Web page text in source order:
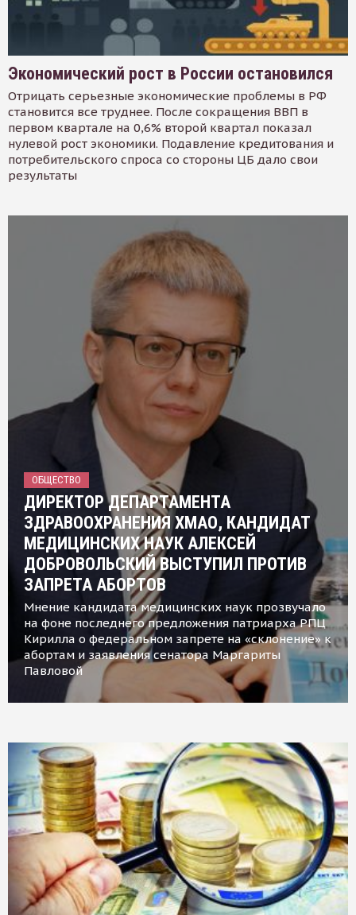
Экономический рост в России остановился
Отрицать серьезные экономические проблемы в РФ
становится все труднее. После сокращения ВВП в
первом квартале на 0,6% второй квартал показал
нулевой рост экономики. Подавление кредитования и
потребительского спроса со стороны ЦБ дало свои
результаты
ОБЩЕСТВО
ДИРЕКТОР ДЕПАРТАМЕНТА
ЗДРАВООХРАНЕНИЯ ХМАО, КАНДИДАТ
МЕДИЦИНСКИХ НАУК АЛЕКСЕЙ
ДОБРОВОЛЬСКИЙ ВЫСТУПИЛ ПРОТИВ
ЗАПРЕТА АБОРТОВ
Мнение кандидата медицинских наук прозвучало
на фоне последнего предложения патриарха РПЦ
Кирилла о федеральном запрете на «склонение» к
абортам и заявления сенатора Маргариты
Павловой